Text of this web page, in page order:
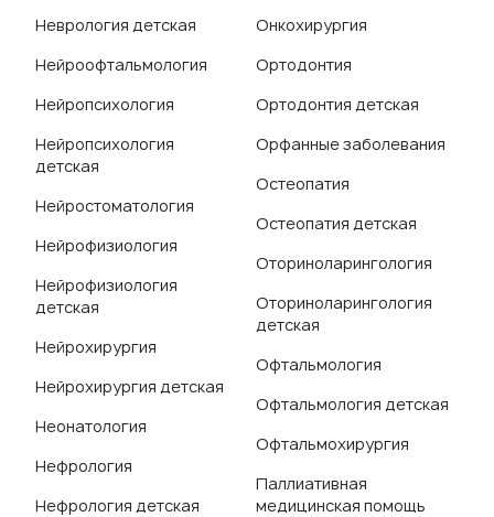
Неврология детская
Нейроофтальмология
Нейропсихология
Нейропсихология
детская
Нейростоматология
Нейрофизиология
Нейрофизиология
детская
Нейрохирургия
Нейрохирургия детская
Неонатология
Нефрология
Нефрология детская
Онкохирургия
Ортодонтия
Ортодонтия детская
Орфанные заболевания
Остеопатия
Остеопатия детская
Оториноларингология
Оториноларингология
детская
Офтальмология
Офтальмология детская
Офтальмохирургия
Паллиативная
медицинская помощь